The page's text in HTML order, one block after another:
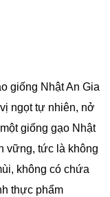
giống Nhật An Gia
ngọt tự nhiên, nở
giống gạo Nhật
vững, tức là không
không có chứa
thực phẩm